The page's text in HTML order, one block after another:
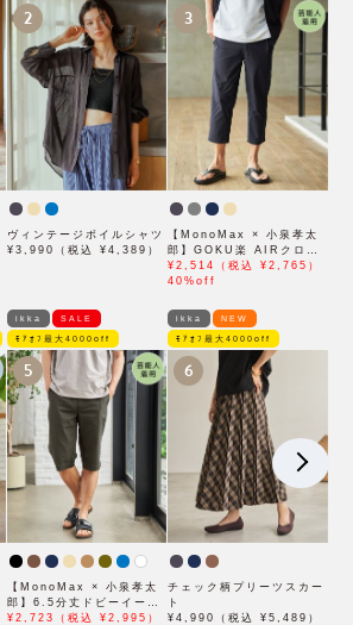
2
ヴィンテージボイルシャツ
¥3,990（税込 ¥4,389）
3
【MonoMax × 小泉孝太
郎】GOKU楽 AIRクロッ
プドパンツ「小泉孝太郎さ
ん着用モデル」
¥2,514（税込 ¥2,765）
40%off
ikka SALE
ﾓｱｵﾌ最大4000off
5
【MonoMax × 小泉孝太
郎】6.5分丈ドビーイージ
ーハーフパンツ「小泉孝太
¥2,723（税込 ¥2,995）
ikka NEW
ﾓｱｵﾌ最大4000off
6
チェック柄プリーツスカー
ト
¥4,990（税込 ¥5,489）